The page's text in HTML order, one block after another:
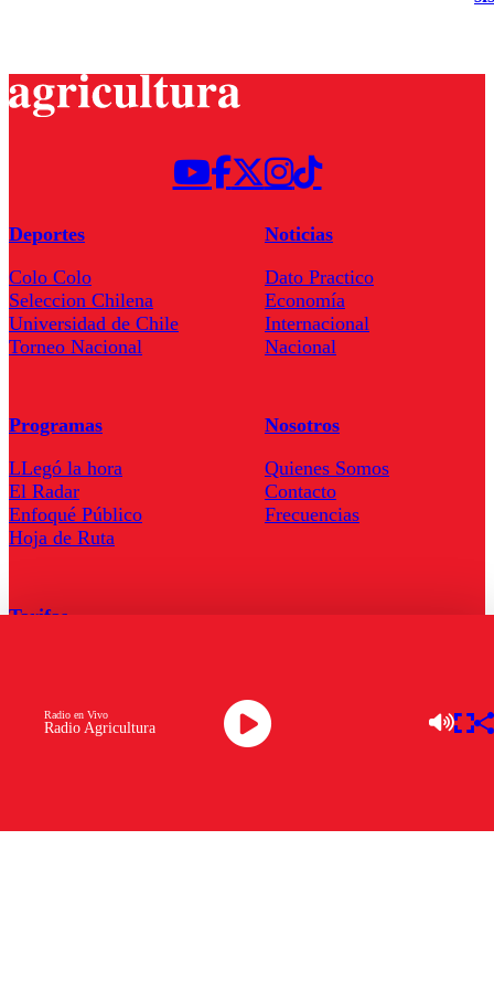
Radio Agricultura
Radio en Vivo
Deportes
Colo Colo
Seleccion Chilena
Universidad de Chile
Torneo Nacional
Noticias
Dato Practico
Economía
Internacional
Nacional
Programas
LLegó la hora
El Radar
Enfoqué Público
Hoja de Ruta
Nosotros
Quienes Somos
Contacto
Frecuencias
Tarifas
Descarga la APP